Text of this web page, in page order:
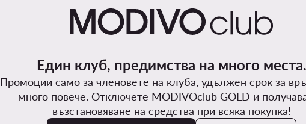
Един клуб, предимства на много места.
Промоции само за членовете на клуба, удължен срок за
много повече. Отключете MODIVOclub GOLD и
възстановяване на средства при всяка покупка!